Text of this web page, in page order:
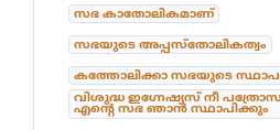
സഭ കാതോലികമാണ്
സഭയുടെ അപ്പസ്തോലികത്വം
കത്തോലിക്കാ സഭയുടെ
വിശുദ്ധ ഇഗ്നേഷ്യസ് നീ
എന്റെ സഭ ഞാൻ സ്ഥാപിക്കും